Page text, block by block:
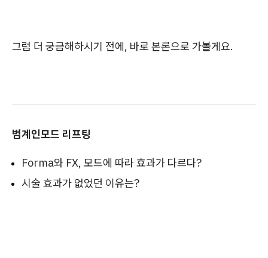
그럼 더 궁금해하시기 전에, 바로 본론으로 가볼게요.
범계인모드 리프팅
Forma와 FX, 모드에 따라 효과가 다르다?
시술 효과가 없었던 이유는?